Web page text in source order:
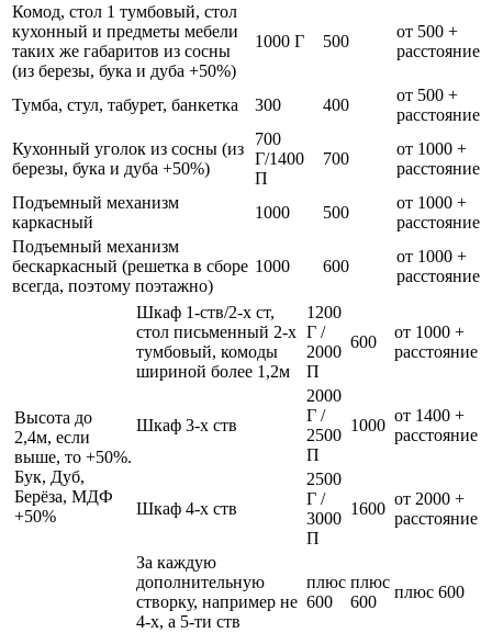
Комод, стол 1 тумбовый, стол
кухонный и предметы мебели
таких же габаритов из сосны
(из березы, бука и дуба +50%)
1000 Г 500
от 500 +
расстояние
Тумба, стул, табурет, банкетка 300 400
от 500 +
расстояние
Кухонный уголок из сосны (из
березы, бука и дуба +50%)
700
Г/1400
П
700
от 1000 +
расстояние
Подъемный механизм
каркасный
1000 500
от 1000 +
расстояние
Подъемный механизм
бескаркасный (решетка в сборе
всегда, поэтому поэтажно)
1000 600
от 1000 +
расстояние
Высота до
2,4м, если
выше, то +50%.
Бук, Дуб,
Берёза, МДФ
+50%
Шкаф 1-ств/2-х ст,
стол письменный 2-х
тумбовый, комоды
шириной более 1,2м
1200
Г /
2000
П
600
от 1000 +
расстояние
Шкаф 3-х ств
2000
Г /
2500
П
1000
от 1400 +
расстояние
Шкаф 4-х ств
2500
Г /
3000
П
1600
от 2000 +
расстояние
За каждую
дополнительную
створку, например не
4-х, а 5-ти ств
плюс
600
плюс
600
плюс 600